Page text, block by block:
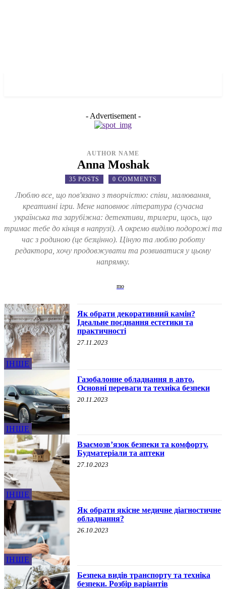
- Advertisement -
AUTHOR NAME
Anna Moshak
35 POSTS 0 COMMENTS
Люблю все, що пов'язано з творчістю: співи, малювання,
креативні ігри. Мене наповнює література (сучасна
українська та зарубіжна: детективи, трилери, щось, що
тримає тебе до кінця в напрузі). А окремо виділю подорожі та
час з родиною (це безцінно). Ціную та люблю роботу
редактора, хочу продовжувати та розвиватися у цьому
напрямку.
ІНШЕ
Як обрати декоративний камін?
Ідеальне поєднання естетики та
практичності
27.11.2023
ІНШЕ
Газобалонне обладнання в авто.
Основні переваги та техніка безпеки
20.11.2023
ІНШЕ
Взаємозв’язок безпеки та комфорту.
Будматеріали та аптеки
27.10.2023
ІНШЕ
Як обрати якісне медичне діагностичне
обладнання?
26.10.2023
Безпека видів транспорту та техніка
безпеки. Розбір варіантів